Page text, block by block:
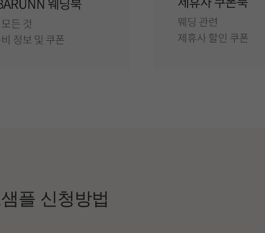
플 신청방법